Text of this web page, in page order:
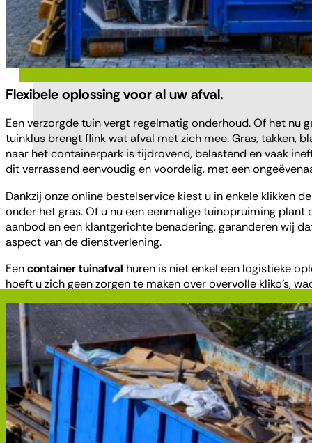
Flexibele oplossing voor al uw afval.
Een verzorgde tuin vergt regelmatig onderhoud. Of het nu
tuinklus brengt flink wat afval met zich mee. Gras, takken,
naar het containerpark is tijdrovend, belastend en vaak
dit verrassend eenvoudig en voordelig, met een
Dankzij onze online bestelservice kiest u in enkele klikken
onder het gras. Of u nu een eenmalige tuinopruiming
aanbod en een klantgerichte benadering, garanderen wij
aspect van de dienstverlening.
Eencontainer tuinafval huren is niet enkel een logistieke
hoeft u zich geen zorgen te maken over overvolle kliko’s,